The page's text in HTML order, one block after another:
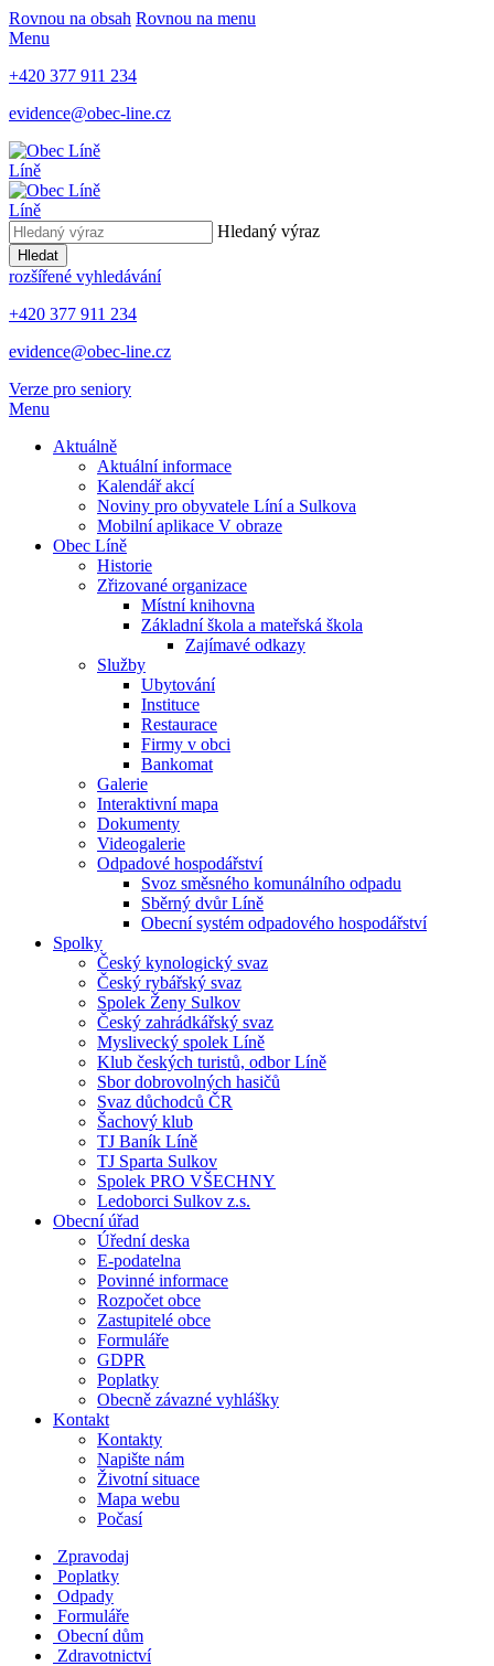
Rovnou na obsah Rovnou na menu
Menu
+420 377 911 234
evidence@obec-line.cz
Líně
Líně
Hledaný výraz
Hledat
rozšířené vyhledávání
+420 377 911 234
evidence@obec-line.cz
Verze pro seniory
Menu
Aktuálně
Aktuální informace
Kalendář akcí
Noviny pro obyvatele Líní a Sulkova
Mobilní aplikace V obraze
Obec Líně
Historie
Zřizované organizace
Místní knihovna
Základní škola a mateřská škola
Zajímavé odkazy
Služby
Ubytování
Instituce
Restaurace
Firmy v obci
Bankomat
Galerie
Interaktivní mapa
Dokumenty
Videogalerie
Odpadové hospodářství
Svoz směsného komunálního odpadu
Sběrný dvůr Líně
Obecní systém odpadového hospodářství
Spolky
Český kynologický svaz
Český rybářský svaz
Spolek Ženy Sulkov
Český zahrádkářský svaz
Myslivecký spolek Líně
Klub českých turistů, odbor Líně
Sbor dobrovolných hasičů
Svaz důchodců ČR
Šachový klub
TJ Baník Líně
TJ Sparta Sulkov
Spolek PRO VŠECHNY
Ledoborci Sulkov z.s.
Obecní úřad
Úřední deska
E-podatelna
Povinné informace
Rozpočet obce
Zastupitelé obce
Formuláře
GDPR
Poplatky
Obecně závazné vyhlášky
Kontakt
Kontakty
Napište nám
Životní situace
Mapa webu
Počasí
Zpravodaj
Poplatky
Odpady
Formuláře
Obecní dům
Zdravotnictví